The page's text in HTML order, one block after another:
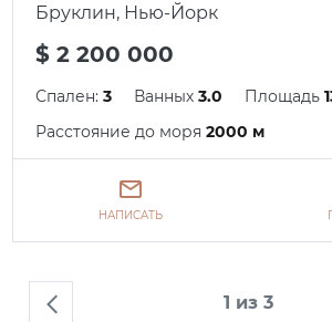
Бруклин, Нью-Йорк
$ 2 200 000
Спален:3 Ванных3.0 Площадь
Расстояние до моря2000 м
НАПИСАТЬ
1 из 3